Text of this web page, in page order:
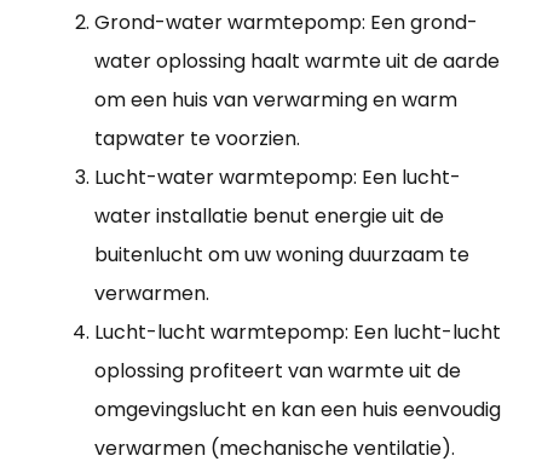
Grond-water warmtepomp: Een grond-
water oplossing haalt warmte uit de aarde
om een huis van verwarming en warm
tapwater te voorzien.
Lucht-water warmtepomp: Een lucht-
water installatie benut energie uit de
buitenlucht om uw woning duurzaam te
verwarmen.
Lucht-lucht warmtepomp: Een lucht-lucht
oplossing profiteert van warmte uit de
omgevingslucht en kan een huis eenvoudig
verwarmen (mechanische ventilatie).